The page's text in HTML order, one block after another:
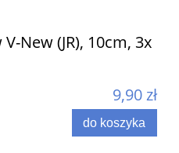
New (JR), 10cm, 3x
9,90 zł
do koszyka